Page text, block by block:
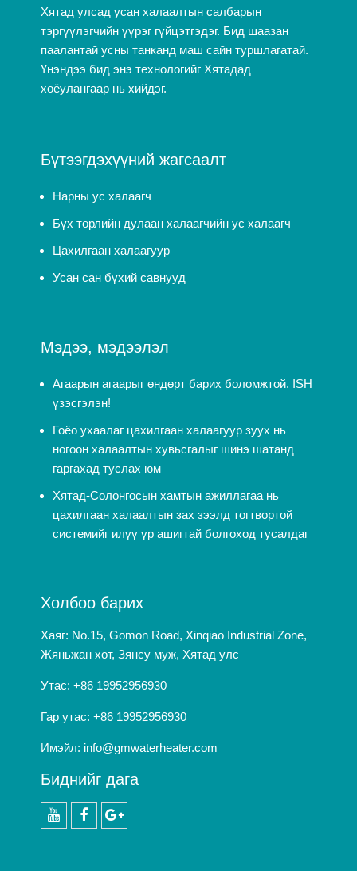
Хятад улсад усан халаалтын салбарын
тэргүүлэгчийн үүрэг гүйцэтгэдэг. Бид шаазан
паалантай усны танканд маш сайн туршлагатай.
Үнэндээ бид энэ технологийг Хятадад
хоёулангаар нь хийдэг.
Бүтээгдэхүүний жагсаалт
Нарны ус халаагч
Бүх төрлийн дулаан халаагчийн ус халаагч
Цахилгаан халаагуур
Усан сан бүхий савнууд
Мэдээ, мэдээлэл
Агаарын агаарыг өндөрт барих боломжтой. ISH
үзэсгэлэн!
Гоёо ухаалаг цахилгаан халаагуур зуух нь
ногоон халаалтын хувьсгалыг шинэ шатанд
гаргахад туслах юм
Хятад-Солонгосын хамтын ажиллагаа нь
цахилгаан халаалтын зах зээлд тогтвортой
системийг илүү үр ашигтай болгоход тусалдаг
Холбоо барих
Хаяг: No.15, Gomon Road, Xinqiao Industrial Zone,
Жяньжан хот, Зянсу муж, Хятад улс
Утас: +86 19952956930
Гар утас: +86 19952956930
Имэйл: info@gmwaterheater.com
Биднийг дага